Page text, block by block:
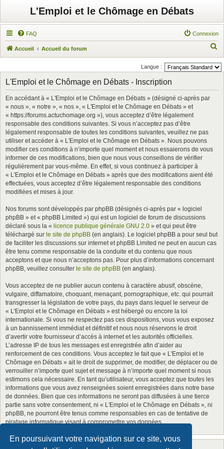
En poursuivant votre navigation sur ce site, vous
L'Emploi et le Chômage en Débats
FAQ Connexion
Accueil Accueil du forum
c
Langue :
L'Emploi et le Chômage en Débats - Inscription
En accédant à « L'Emploi et le Chômage en Débats » (désigné ci-après par
« nous », « notre », « nos », « L'Emploi et le Chômage en Débats » et
« https://forums.actuchomage.org »), vous acceptez d’être légalement
responsable des conditions suivantes. Si vous n’acceptez pas d’être
légalement responsable de toutes les conditions suivantes, veuillez ne pas
utiliser et accéder à « L'Emploi et le Chômage en Débats ». Nous pouvons
modifier ces conditions à n’importe quel moment et nous essaierons de vous
informer de ces modifications, bien que nous vous conseillons de vérifier
régulièrement par vous-même. En effet, si vous continuez à participer à
« L'Emploi et le Chômage en Débats » après que des modifications aient été
effectuées, vous acceptez d’être légalement responsable des conditions
modifiées et mises à jour.
Nos forums sont développés par phpBB (désignés ci-après par « logiciel
phpBB » et « phpBB Limited ») qui est un logiciel de forum de discussions
déclaré sous la « licence publique générale GNU 2.0 » et qui peut être
téléchargé sur le site de phpBB (en anglais). Le logiciel phpBB a pour seul but
de faciliter les discussions sur internet et phpBB Limited ne peut en aucun cas
être tenu comme responsable de la conduite et du contenu que nous
acceptons et que nous n’acceptons pas. Pour plus d’informations concernant
phpBB, veuillez consulter le site de phpBB (en anglais).
Vous acceptez de ne publier aucun contenu à caractère abusif, obscène,
vulgaire, diffamatoire, choquant, menaçant, pornographique, etc. qui pourrait
transgresser la législation de votre pays, du pays dans lequel le serveur de
« L'Emploi et le Chômage en Débats » est hébergé ou encore la loi
internationale. Si vous ne respectez pas ces dispositions, vous vous exposez
à un bannissement immédiat et définitif et nous nous réservons le droit
d’avertir votre fournisseur d’accès à internet et les autorités officielles.
L’adresse IP de tous les messages est enregistrée afin d’aider au
renforcement de ces conditions. Vous acceptez le fait que « L'Emploi et le
Chômage en Débats » ait le droit de supprimer, de modifier, de déplacer ou de
verrouiller n’importe quel sujet et message à n’importe quel moment si nous
estimons cela nécessaire. En tant qu’utilisateur, vous acceptez que toutes les
informations que vous avez renseignées soient enregistrées dans notre base
de données. Bien que ces informations ne seront pas diffusées à une tierce
partie sans votre consentement, ni « L'Emploi et le Chômage en Débats », ni
phpBB, ne pourront être tenus comme responsables en cas de tentative de
piratage informatique visant à compromettre vos données.